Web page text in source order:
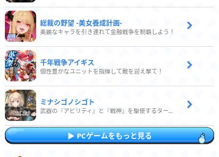
総裁の野望 -美女養成計画-
美麗なキャラを引き連れて金融戦争を制覇しよう！
千年戦争アイギス
個性豊かなユニットを指揮して敵を迎え撃て！
ミナシゴノシゴト
武器の『アビリティ』と『戦神』を駆使するターン制コマンドバトルRPG！
PCゲームをもっと見る